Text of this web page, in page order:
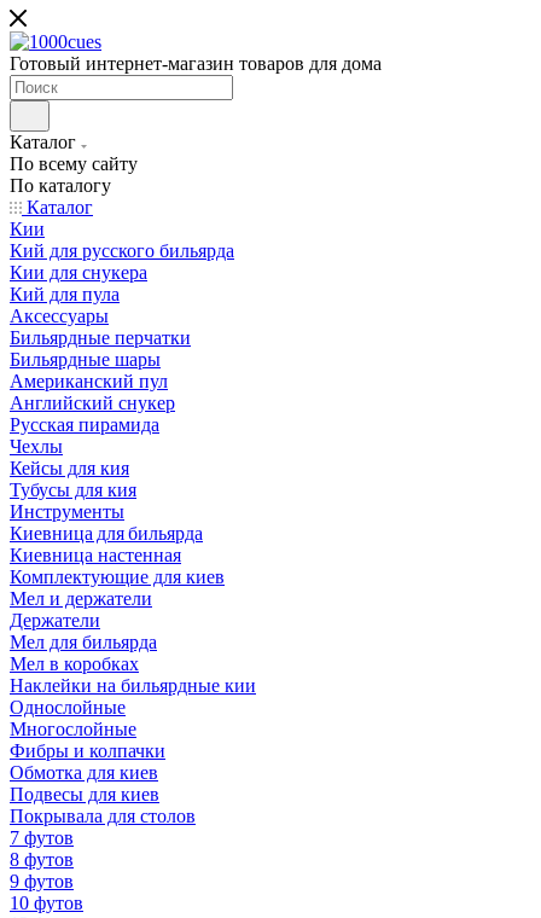
Готовый интернет-магазин товаров для дома
Каталог
По всему сайту
По каталогу
Каталог
Кии
Кий для русского бильярда
Кии для снукера
Кий для пула
Аксессуары
Бильярдные перчатки
Бильярдные шары
Американский пул
Английский снукер
Русская пирамида
Чехлы
Кейсы для кия
Тубусы для кия
Инструменты
Киевница для бильярда
Киевница настенная
Комплектующие для киев
Мел и держатели
Держатели
Мел для бильярда
Мел в коробках
Наклейки на бильярдные кии
Однослойные
Многослойные
Фибры и колпачки
Обмотка для киев
Подвесы для киев
Покрывала для столов
7 футов
8 футов
9 футов
10 футов